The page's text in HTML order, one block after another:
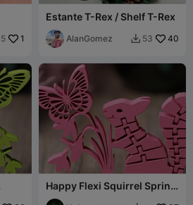
5 1
Estante T-Rex / Shelf T-Rex
AlanGomez  53 40
Happy Flexi Squirrel Spring
Flower articulated